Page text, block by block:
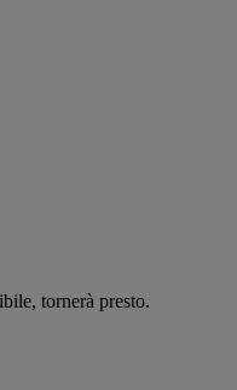
tornerà presto.